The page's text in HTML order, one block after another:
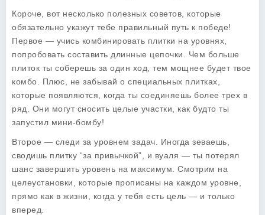
Короче, вот несколько полезных советов , которые
обязательно укажут тебе правильный путь к победе!
Первое — учись комбинировать плитки на уровнях,
попробовать составить длинные цепочки. Чем больше
плиток ты соберешь за один ход, тем мощнее будет твое
комбо. Плюс, не забывай о специальных плитках,
которые появляются, когда ты соединяешь более трех в
ряд. Они могут сносить целые участки, как будто ты
запустил мини-бомбу!
Второе — следи за уровнем задач. Иногда зеваешь,
сводишь плитку “за привычкой”, и вуаля — ты потерял
шанс завершить уровень на максимум. Смотрим на
целеустановки, которые прописаны на каждом уровне,
прямо как в жизни, когда у тебя есть цель — и только
вперед.